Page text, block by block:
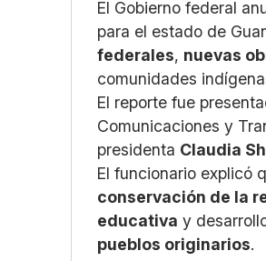
El Gobierno federal
para el estado de
federales, nuevas
comunidades
El reporte fue
Comunicaciones y
presidenta Claudia
El funcionario explicó
conservación de la
educativa y
pueblos originarios.